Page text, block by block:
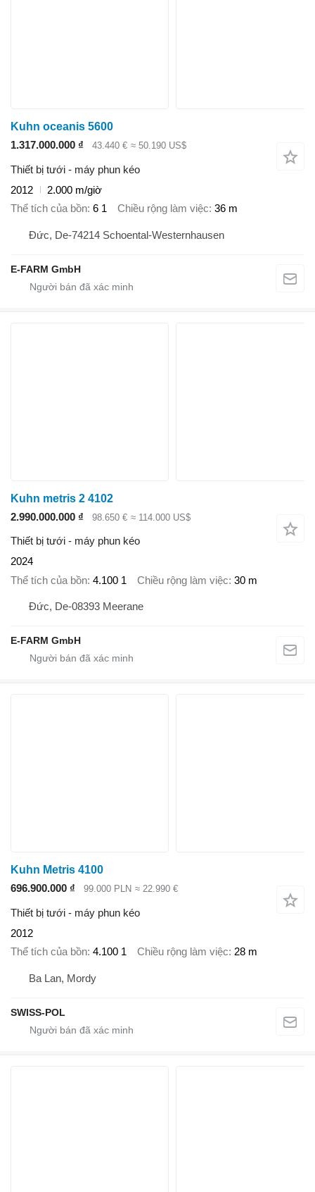
Kuhn oceanis 5600
1.317.000.000 ₫
43.440 € ≈ 50.190 US$
Thiết bị tưới - máy phun kéo
2012
2.000 m/giờ
Thể tích của bồn 6 1 Chiều rộng làm việc 36 m
Đức, De-74214 Schoental-Westernhausen
E-FARM GmbH
Kuhn metris 2 4102
2.990.000.000 ₫
98.650 € ≈ 114.000 US$
Thiết bị tưới - máy phun kéo
2024
Thể tích của bồn 4.100 1 Chiều rộng làm việc 30 m
Đức, De-08393 Meerane
E-FARM GmbH
Kuhn Metris 4100
696.900.000 ₫
99.000 PLN ≈ 22.990 €
Thiết bị tưới - máy phun kéo
2012
Thể tích của bồn 4.100 1 Chiều rộng làm việc 28 m
Ba Lan, Mordy
SWISS-POL